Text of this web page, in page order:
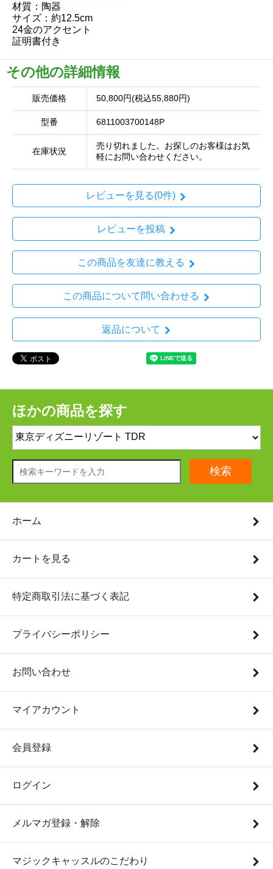
材質：陶器
サイズ：約12.5cm
24金のアクセント
証明書付き
その他の詳細情報
販売価格 50,800円(税込55,880円)
型番 6811003700148P
在庫状況
売り切れました。お探しのお客様はお気
軽にお問い合わせください。
レビューを見る(0件)
レビューを投稿
この商品を友達に教える
この商品について問い合わせる
返品について
ほかの商品を探す
検索
ホーム
カートを見る
特定商取引法に基づく表記
プライバシーポリシー
お問い合わせ
マイアカウント
会員登録
ログイン
メルマガ登録・解除
マジックキャッスルのこだわり